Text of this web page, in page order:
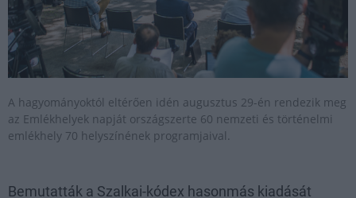
A hagyományoktól eltérően idén augusztus 29-én rendezik meg
az Emlékhelyek napját országszerte 60 nemzeti és történelmi
emlékhely 70 helyszínének programjaival.
Bemutatták a Szalkai-kódex hasonmás kiadását